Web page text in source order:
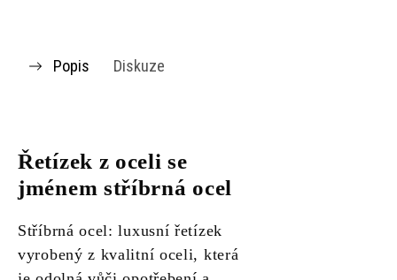
Popis Diskuze
Řetízek z oceli se
jménem stříbrná ocel
Stříbrná ocel: luxusní řetízek
vyrobený z kvalitní oceli, která